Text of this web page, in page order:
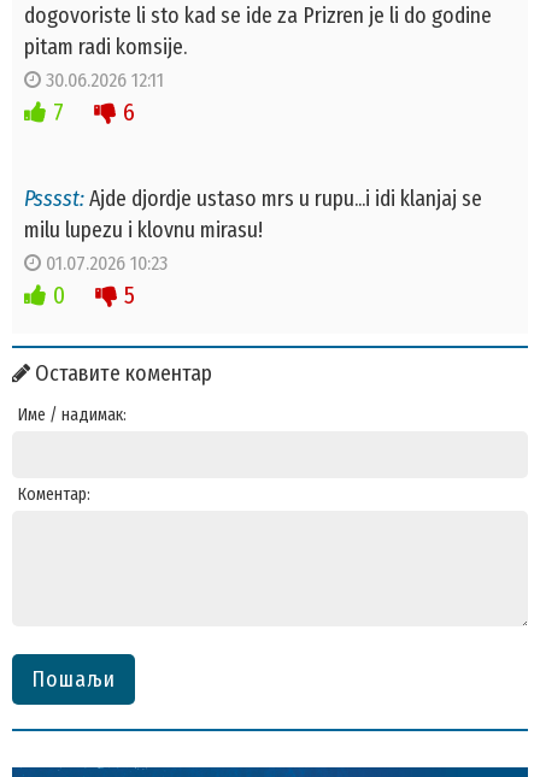
dogovoriste li sto kad se ide za Prizren je li do godine
pitam radi komsije.
30.06.2026 12:11
7 6
Psssst:Ajde djordje ustaso mrs u rupu...i idi klanjaj se
milu lupezu i klovnu mirasu!
01.07.2026 10:23
0 5
Оставите коментар
Име / надимак:
Коментар:
Пошаљи